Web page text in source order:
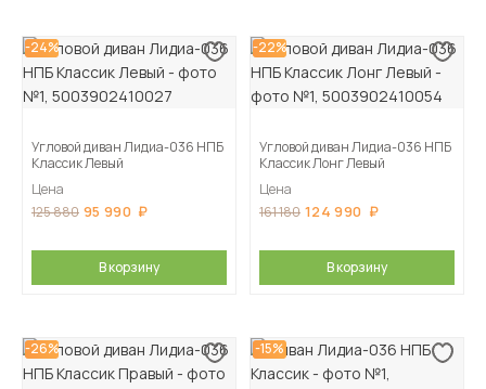
-24%
Угловой диван Лидиа-036 НПБ
Классик Левый
Цена
125 880 95 990
В корзину
-22%
Угловой диван Лидиа-036 НПБ
Классик Лонг Левый
Цена
161 180 124 990
В корзину
-26% -15%